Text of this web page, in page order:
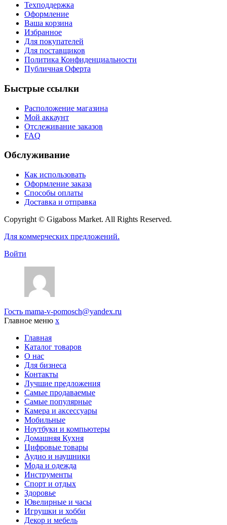
Техподдержка
Оформление
Ваша корзина
Избранное
Для покупателей
Для поставщиков
Политика Конфиденциальности
Публичная Оферта
Быстрые ссылки
Расположение магазина
Мой аккаунт
Отслеживание заказов
FAQ
Обслуживание
Как использовать
Оформление заказа
Способы оплаты
Доставка и отправка
Copyright © Gigaboss Market. All Rights Reserved.
Для коммерческих предложений.
Войти
Гость mama-v-pomosch@yandex.ru
Главное меню x
Главная
Каталог товаров
О нас
Для бизнеса
Контакты
Лучшие предложения
Самые продаваемые
Самые популярные
Камера и аксессуары
Мобильные
Ноутбуки и компьютеры
Домашняя Кухня
Цифровые товары
Аудио и наушники
Мода и одежда
Инструменты
Спорт и отдых
Здоровье
Ювелирные и часы
Игрушки и хобби
Декор и мебель